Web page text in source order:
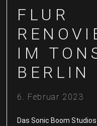
FLUR
IM
BERLIN
6. Februar 2023
Das Sonic Boom